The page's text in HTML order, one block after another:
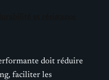
doit réduire
faciliter les